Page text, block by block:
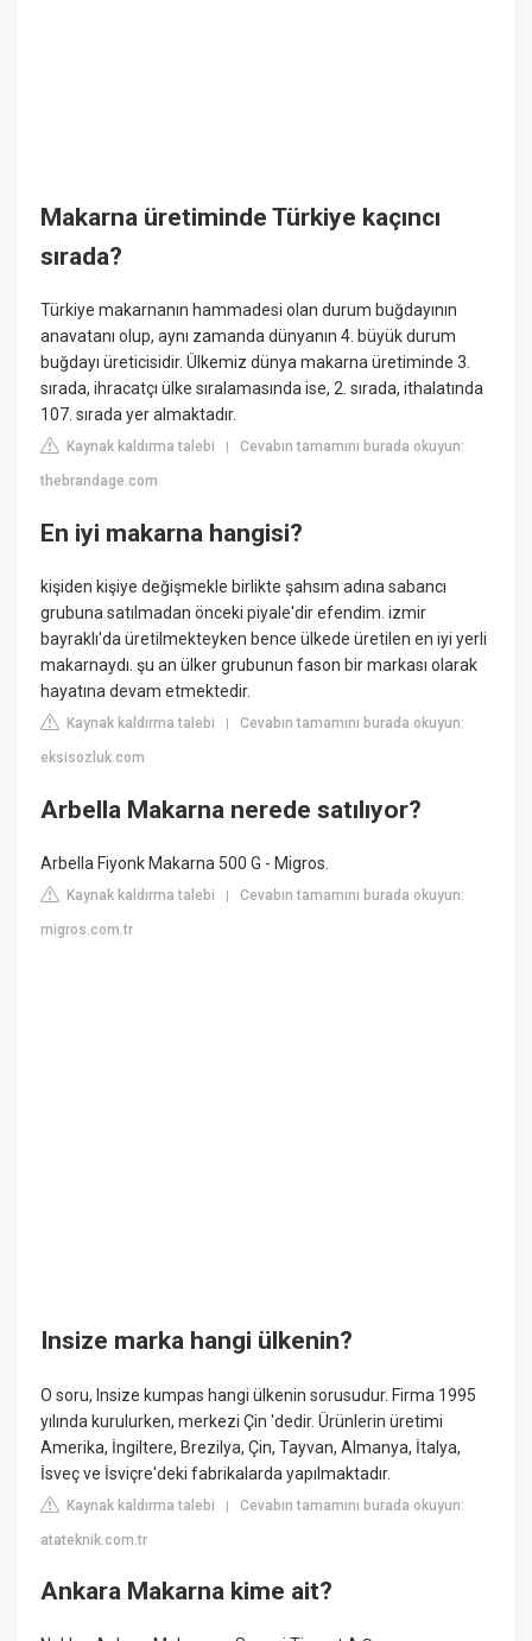
Makarna üretiminde Türkiye kaçıncı
sırada?
Türkiye makarnanın hammadesi olan durum buğdayının
anavatanı olup, aynı zamanda dünyanın 4. büyük durum
buğdayı üreticisidir. Ülkemiz dünya makarna üretiminde 3.
sırada, ihracatçı ülke sıralamasında ise, 2. sırada, ithalatında
107. sırada yer almaktadır.
Kaynak kaldırma talebi |Cevabın tamamını burada okuyun:
thebrandage.com
En iyi makarna hangisi?
kişiden kişiye değişmekle birlikte şahsım adına sabancı
grubuna satılmadan önceki piyale'dir efendim. izmir
bayraklı'da üretilmekteyken bence ülkede üretilen en iyi yerli
makarnaydı. şu an ülker grubunun fason bir markası olarak
hayatına devam etmektedir.
Kaynak kaldırma talebi |Cevabın tamamını burada okuyun:
eksisozluk.com
Arbella Makarna nerede satılıyor?
Arbella Fiyonk Makarna 500 G - Migros.
Kaynak kaldırma talebi |Cevabın tamamını burada okuyun:
migros.com.tr
Insize marka hangi ülkenin?
O soru, Insize kumpas hangi ülkenin sorusudur. Firma 1995
yılında kurulurken, merkezi Çin 'dedir. Ürünlerin üretimi
Amerika, İngiltere, Brezilya, Çin, Tayvan, Almanya, İtalya,
İsveç ve İsviçre'deki fabrikalarda yapılmaktadır.
Kaynak kaldırma talebi |Cevabın tamamını burada okuyun:
atateknik.com.tr
Ankara Makarna kime ait?